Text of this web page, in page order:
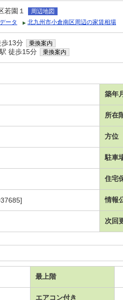
若園１
周辺地図
ータ
北九州市小倉南区周辺の家賃相場
歩13分 乗換案内
徒歩15分 乗換案内
築年
所在
方位
駐車
住宅
情報
次回
最上階
エアコン付き